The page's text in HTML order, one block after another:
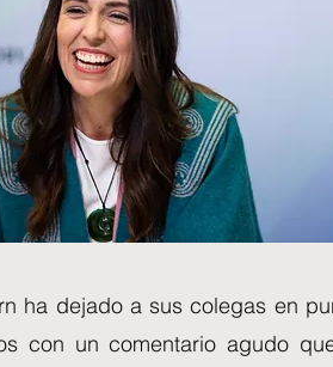
ha dejado a sus colegas en
con un comentario agudo